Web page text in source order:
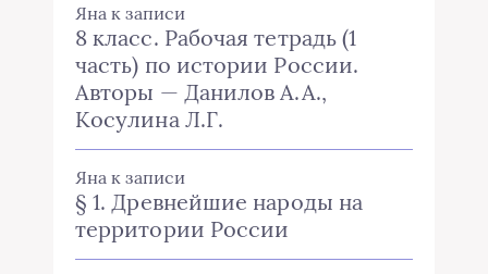
Яна к записи
8 класс. Рабочая тетрадь (1
часть) по истории России.
Авторы — Данилов А.А.,
Косулина Л.Г.
Яна к записи
§ 1. Древнейшие народы на
территории России